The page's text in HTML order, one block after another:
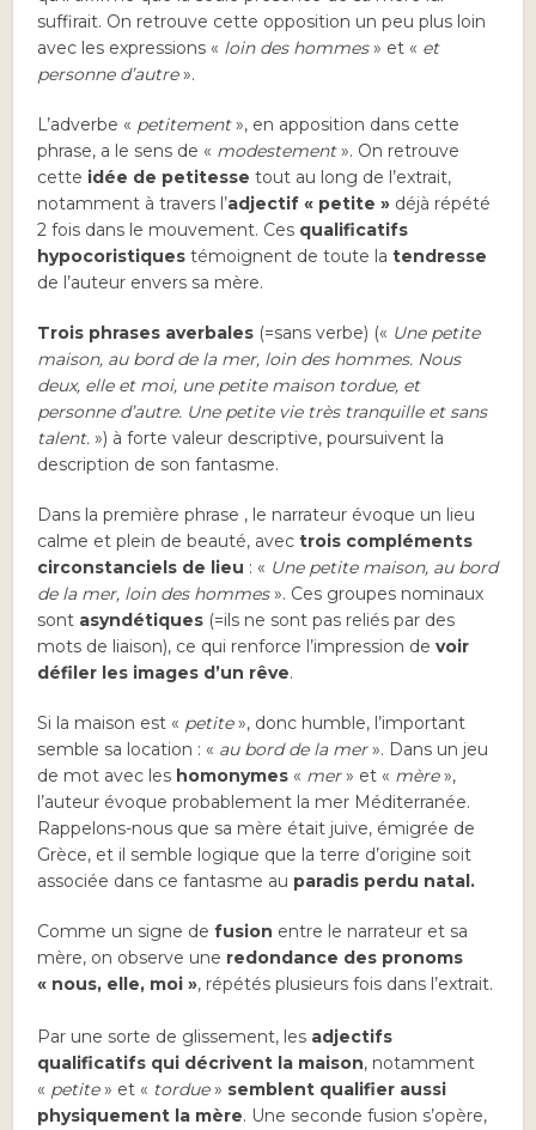
suffirait. On retrouve cette opposition un peu plus loin
avec les expressions « loin des hommes» et « et
personne d’autre».
L’adverbe « petitement», en apposition dans cette
phrase, a le sens de « modestement». On retrouve
cette idée de petitesse tout au long de l’extrait,
notamment à travers l’adjectif « petite » déjà répété
2 fois dans le mouvement. Ces qualificatifs
hypocoristiques témoignent de toute latendresse
de l’auteur envers sa mère.
Trois phrases averbales (=sans verbe) (« Une petite
maison, au bord de la mer, loin des hommes. Nous
deux, elle et moi, une petite maison tordue, et
personne d’autre. Une petite vie très tranquille et sans
talent.») à forte valeur descriptive, poursuivent la
description de son fantasme.
Dans la première phrase , le narrateur évoque un lieu
calme et plein de beauté, avectrois compléments
circonstanciels de lieu : « Une petite maison, au bord
de la mer, loin des hommes». Ces groupes nominaux
sont asyndétiques (=ils ne sont pas reliés par des
mots de liaison), ce qui renforce l’impression devoir
défiler les images d’un rêve.
Si la maison est « petite», donc humble, l’important
semble sa location : « au bord de la mer». Dans un jeu
de mot avec les homonymes « mer» et « mère»,
l’auteur évoque probablement la mer Méditerranée.
Rappelons-nous que sa mère était juive, émigrée de
Grèce, et il semble logique que la terre d’origine soit
associée dans ce fantasme au paradis perdu natal.
Comme un signe defusion entre le narrateur et sa
mère, on observe une redondance des pronoms
« nous, elle, moi », répétés plusieurs fois dans l’extrait.
Par une sorte de glissement, les adjectifs
qualificatifs qui décrivent la maison, notamment
« petite» et « tordue» semblent qualifier aussi
physiquement la mère. Une seconde fusion s’opère,